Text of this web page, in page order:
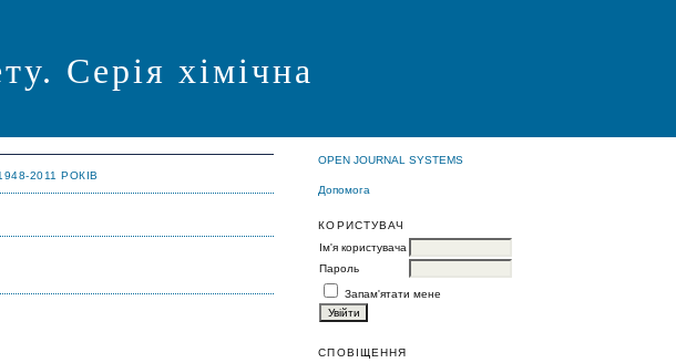
Серія хімічна
OPEN JOURNAL SYSTEMS
Допомога
КОРИСТУВАЧ
Ім'я користувача
Пароль
Запам'ятати мене
СПОВІЩЕННЯ
2011 РОКІВ